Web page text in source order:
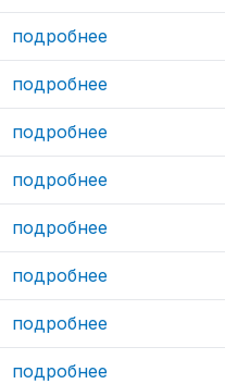
подробнее
подробнее
подробнее
подробнее
подробнее
подробнее
подробнее
подробнее